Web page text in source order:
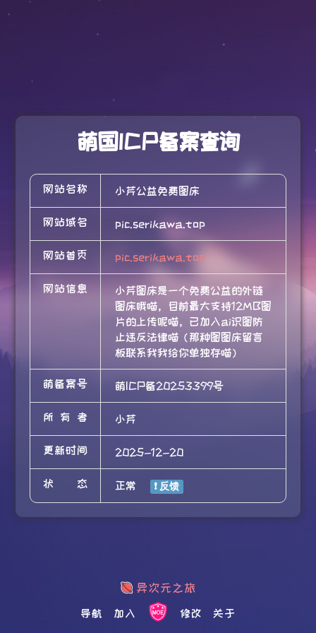
萌国ICP备案查询
网站名称 小芹公益免费图床
网站域名 pic.serikawa.top
网站首页 pic.serikawa.top
网站信息
小芹图床是一个免费公益的外链
图床哦喵，目前最大支持12MB图
片的上传呢喵，已加入ai识图防
止违反法律喵（那种图图床留言
板联系我我给你单独存喵）
萌备案号 萌ICP备20253399号
所有者 小芹
更新时间 2025-12-20
状态 正常
导航 加入 修改 关于